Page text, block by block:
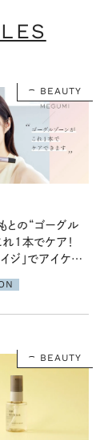
BEAUTY
との“ゴーグル
1本でケア！
イジ」でアイケア
BEAUTY